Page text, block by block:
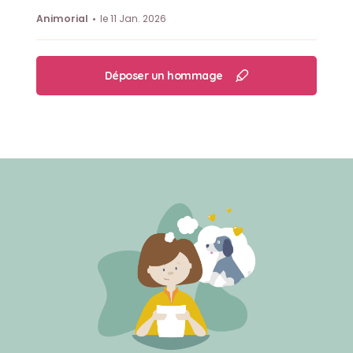
Animorial
le 11 Jan. 2026
Déposer un hommage